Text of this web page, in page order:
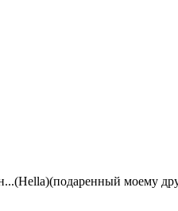
моему